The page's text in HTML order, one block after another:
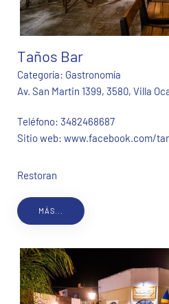
Taños Bar
Categoría: Gastronomía
Av. San Martin 1399, 3580, Villa
Teléfono: 3482468687
Sitio web: www.facebook.com/
Restoran
MÁS...